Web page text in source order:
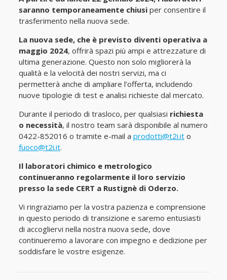
saranno temporaneamente chiusiper consentire il
trasferimento nella nuova sede.
La nuova sede, che è previsto diventi operativa a
maggio 2024, offrirà spazi più ampi e attrezzature di
ultima generazione. Questo non solo migliorerà la
qualità e la velocità dei nostri servizi, ma ci
permetterà anche di ampliare l’offerta, includendo
nuove tipologie di test e analisi richieste dal mercato.
Durante il periodo di trasloco, per qualsiasi richiesta
o necessità, il nostro team sarà disponibile al numero
0422-852016 o tramite e-mail a prodotti@t2i.ito
fuoco@t2i.it.
Il laboratori chimico e metrologico
continueranno regolarmente il loro servizio
presso la sede CERT a Rustignè di Oderzo.
Vi ringraziamo per la vostra pazienza e comprensione
in questo periodo di transizione e saremo entusiasti
di accogliervi nella nostra nuova sede, dove
continueremo a lavorare con impegno e dedizione per
soddisfare le vostre esigenze.